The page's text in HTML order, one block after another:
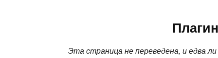
Эта страница не переведена, и едва